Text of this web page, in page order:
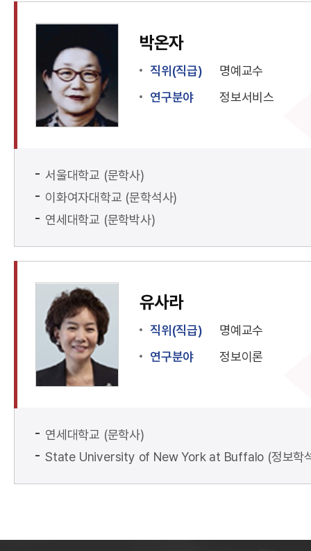
박온자
직위(직급)
명예교수
연구분야
정보서비스
서울대학교 (문학사)
이화여자대학교 (문학석사)
연세대학교 (문학박사)
유사라
직위(직급)
명예교수
연구분야
정보이론
연세대학교 (문학사)
State University of New York at Buffalo (정보학